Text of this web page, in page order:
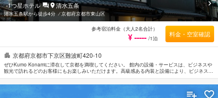
京都府京都市下京区難波町420-10
ぜひKumo Konamiに滞在して京都を満喫してください。 館内の設備・サービスは、ビジネスや
観光で訪れるどのお客様にもお楽しみいただけます。高級感ある内装と設備により、ビジネスお
よび観光目的のお客様に最適な滞在先です。 全室Wi-Fi無料などの設備・サービスもぜひご利用
ください。 贅沢なインテリアと便利なアメニティを各お部屋に整えております。 当施設ではさ
まざまなレクリエーションをご体験いただけます。 便利な立地に位置するKumo Konamiは快適
-1つ星ホテル 清水五条
清水五条駅から徒歩4分 ⁄京都府京都市東山区
参考宿泊料金（大人2名合計）
¥ ----- /1泊
料金・空室確認